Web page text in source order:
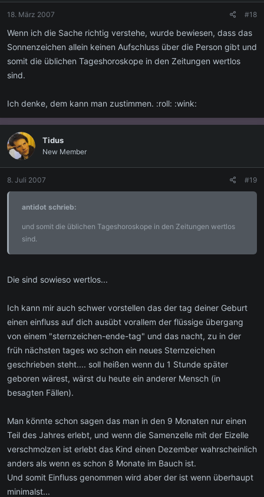
18. März 2007 #18
Wenn ich die Sache richtig verstehe, wurde bewiesen, dass das
Sonnenzeichen allein keinen Aufschluss über die Person gibt und
somit die üblichen Tageshoroskope in den Zeitungen wertlos
sind.
Ich denke, dem kann man zustimmen. :roll: :wink:
Tidus
New Member
8. Juli 2007 #19
antidot schrieb:
und somit die üblichen Tageshoroskope in den Zeitungen wertlos
sind.
Die sind sowieso wertlos...
Ich kann mir auch schwer vorstellen das der tag deiner Geburt
einen einfluss auf dich ausübt vorallem der flüssige übergang
von einem "sternzeichen-ende-tag" und das nacht, zu in der
früh nächsten tages wo schon ein neues Sternzeichen
geschrieben steht.... soll heißen wenn du 1 Stunde später
geboren wärest, wärst du heute ein anderer Mensch (in
besagten Fällen).
Man könnte schon sagen das man in den 9 Monaten nur einen
Teil des Jahres erlebt, und wenn die Samenzelle mit der Eizelle
verschmolzen ist erlebt das Kind einen Dezember wahrscheinlich
anders als wenn es schon 8 Monate im Bauch ist.
Und somit Einfluss genommen wird aber der ist wenn überhaupt
minimalst...